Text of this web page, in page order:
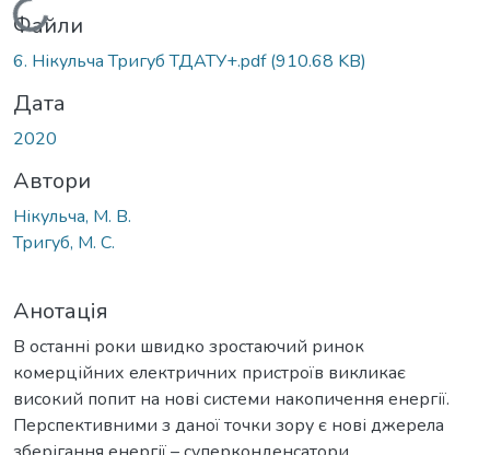
Вантажиться...
Файли
6. Нікульча Тригуб ТДАТУ+.pdf(910.68 KB)
Дата
2020
Автори
Нікульча, М. В.
Тригуб, М. С.
Анотація
В останні роки швидко зростаючий ринок
комерційних електричних пристроїв викликає
високий попит на нові системи накопичення енергії.
Перспективними з даної точки зору є нові джерела